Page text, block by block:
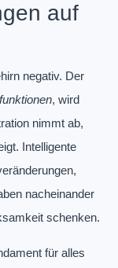
auf
negativ. Der
, wird
nimmt ab,
Intelligente
nacheinander
schenken.
für alles